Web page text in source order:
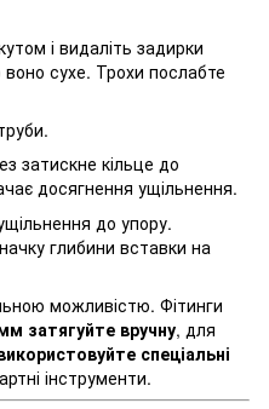
і видаліть задирки
сухе. Трохи послабте
затискне кільце до
досягнення ущільнення.
до упору.
глибини вставки на
можливістю. Фітинги
затягуйте вручну, для
спеціальні
інструменти.